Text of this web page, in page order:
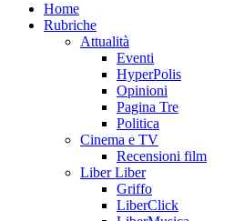
Home
Rubriche
Attualità
Eventi
HyperPolis
Opinioni
Pagina Tre
Politica
Cinema e TV
Recensioni film
Liber Liber
Griffo
LiberClick